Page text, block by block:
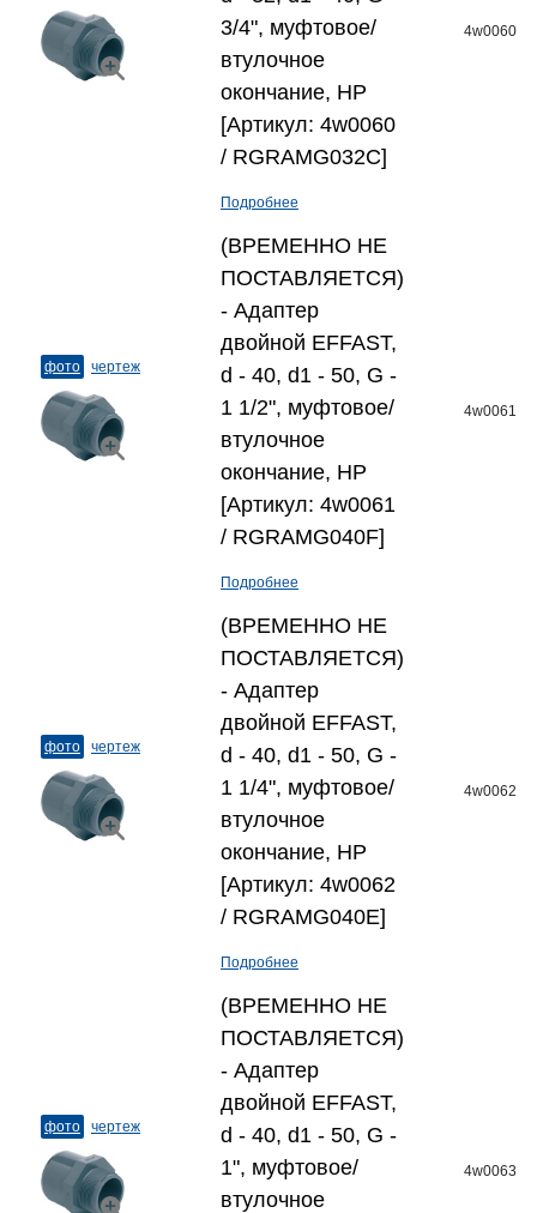
3/4", муфтовое/
втулочное
окончание, НР
[Артикул: 4w0060
/ RGRAMG032C]
Подробнее
4w0060
фото чертеж
(ВРЕМЕННО НЕ
ПОСТАВЛЯЕТСЯ)
- Адаптер
двойной EFFAST,
d - 40, d1 - 50, G -
1 1/2", муфтовое/
втулочное
окончание, НР
[Артикул: 4w0061
/ RGRAMG040F]
Подробнее
4w0061
фото чертеж
(ВРЕМЕННО НЕ
ПОСТАВЛЯЕТСЯ)
- Адаптер
двойной EFFAST,
d - 40, d1 - 50, G -
1 1/4", муфтовое/
втулочное
окончание, НР
[Артикул: 4w0062
/ RGRAMG040E]
Подробнее
4w0062
фото чертеж
(ВРЕМЕННО НЕ
ПОСТАВЛЯЕТСЯ)
- Адаптер
двойной EFFAST,
d - 40, d1 - 50, G -
1", муфтовое/
втулочное
4w0063